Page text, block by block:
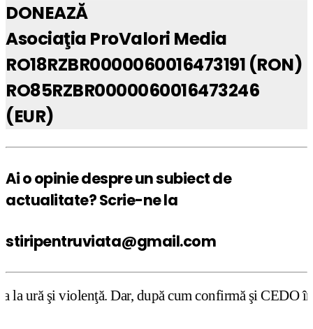
DONEAZĂ
Asociaţia ProValori Media
RO18RZBR0000060016473191 (RON)
RO85RZBR0000060016473246
(EUR)
Ai o opinie despre un subiect de
actualitate? Scrie-ne la
stiripentruviata@gmail.com
Dar, după cum confirmă şi CEDO în cazul